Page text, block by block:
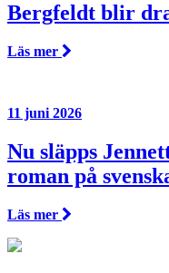
Bergfeldt blir
Läs mer
11 juni 2026
Nu släpps
roman på
Läs mer